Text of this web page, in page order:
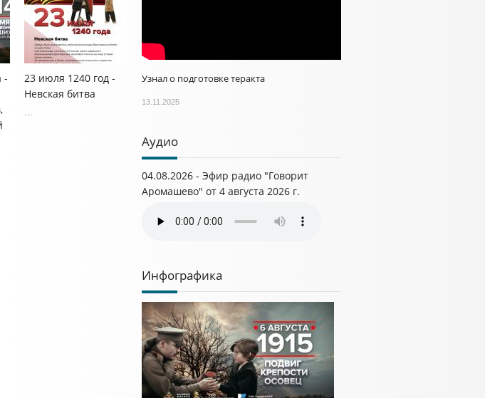
-
23 июля 1240 год -
Невская битва
Узнал о подготовке теракта
13.11.2025
Аудио
04.08.2026 - Эфир радио "Говорит
Аромашево" от 4 августа 2026 г.
Инфографика